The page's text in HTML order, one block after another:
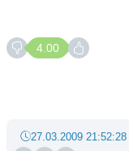
4.00
27.03.2009 21:52:28